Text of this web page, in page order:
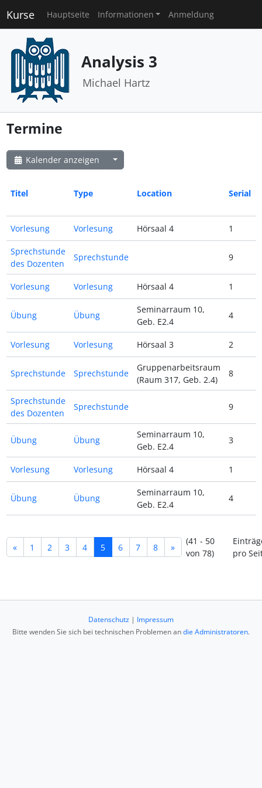
Kurse Hauptseite Informationen Anmeldung
Analysis 3
Michael Hartz
Termine
Kalender anzeigen
Titel Type Location Serial
Vorlesung Vorlesung Hörsaal 4 1
Sprechstunde
des Dozenten
Sprechstunde 9
Vorlesung Vorlesung Hörsaal 4 1
Übung Übung
Seminarraum 10,
Geb. E2.4
4
Vorlesung Vorlesung Hörsaal 3 2
Sprechstunde Sprechstunde
Gruppenarbeitsraum
(Raum 317, Geb. 2.4)
8
Sprechstunde
des Dozenten
Sprechstunde 9
Übung Übung
Seminarraum 10,
Geb. E2.4
3
Vorlesung Vorlesung Hörsaal 4 1
Übung Übung
Seminarraum 10,
Geb. E2.4
4
« 1 2 3 4 5 6 7 8 »
(41 - 50
von 78)
pro
Datenschutz | Impressum
Bitte wenden Sie sich bei technischen Problemen andie Administratoren.